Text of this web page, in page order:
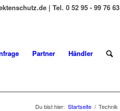
| Tel. 0 52 95 - 99 76 63
Partner Händler
Du bist hier: Startseite / Technik